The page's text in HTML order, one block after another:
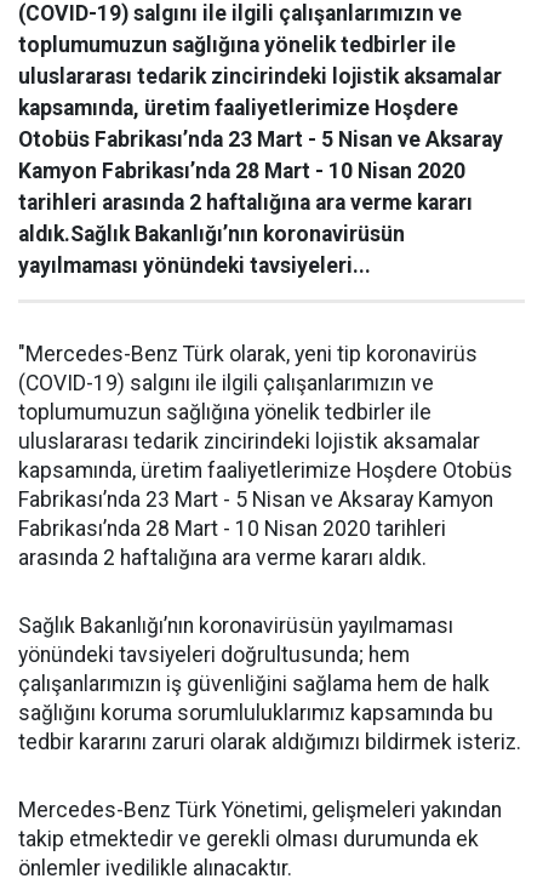
(COVID-19) salgını ile ilgili çalışanlarımızın ve
toplumumuzun sağlığına yönelik tedbirler ile
uluslararası tedarik zincirindeki lojistik aksamalar
kapsamında, üretim faaliyetlerimize Hoşdere
Otobüs Fabrikası’nda 23 Mart - 5 Nisan ve Aksaray
Kamyon Fabrikası’nda 28 Mart - 10 Nisan 2020
tarihleri arasında 2 haftalığına ara verme kararı
aldık.Sağlık Bakanlığı’nın koronavirüsün
yayılmaması yönündeki tavsiyeleri...
"Mercedes-Benz Türk olarak, yeni tip koronavirüs
(COVID-19) salgını ile ilgili çalışanlarımızın ve
toplumumuzun sağlığına yönelik tedbirler ile
uluslararası tedarik zincirindeki lojistik aksamalar
kapsamında, üretim faaliyetlerimize Hoşdere Otobüs
Fabrikası’nda 23 Mart - 5 Nisan ve Aksaray Kamyon
Fabrikası’nda 28 Mart - 10 Nisan 2020 tarihleri
arasında 2 haftalığına ara verme kararı aldık.
Sağlık Bakanlığı’nın koronavirüsün yayılmaması
yönündeki tavsiyeleri doğrultusunda; hem
çalışanlarımızın iş güvenliğini sağlama hem de halk
sağlığını koruma sorumluluklarımız kapsamında bu
tedbir kararını zaruri olarak aldığımızı bildirmek isteriz.
Mercedes-Benz Türk Yönetimi, gelişmeleri yakından
takip etmektedir ve gerekli olması durumunda ek
önlemler ivedilikle alınacaktır.